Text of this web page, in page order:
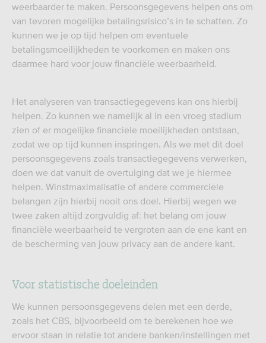
weerbaarder te maken. Persoonsgegevens helpen ons om
van tevoren mogelijke betalingsrisico’s in te schatten. Zo
kunnen we je op tijd helpen om eventuele
betalingsmoeilijkheden te voorkomen en maken ons
daarmee hard voor jouw financiële weerbaarheid.
Het analyseren van transactiegegevens kan ons hierbij
helpen. Zo kunnen we namelijk al in een vroeg stadium
zien of er mogelijke financiële moeilijkheden ontstaan,
zodat we op tijd kunnen inspringen. Als we met dit doel
persoonsgegevens zoals transactiegegevens verwerken,
doen we dat vanuit de overtuiging dat we je hiermee
helpen. Winstmaximalisatie of andere commerciële
belangen zijn hierbij nooit ons doel. Hierbij wegen we
twee zaken altijd zorgvuldig af: het belang om jouw
financiële weerbaarheid te vergroten aan de ene kant en
de bescherming van jouw privacy aan de andere kant.
Voor statistische doeleinden
We kunnen persoonsgegevens delen met een derde,
zoals het CBS, bijvoorbeeld om te berekenen hoe we
ervoor staan in relatie tot andere banken/instellingen met